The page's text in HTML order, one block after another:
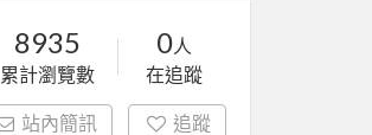
8935
累計瀏覽數
0人
在追蹤
站內簡訊 追蹤